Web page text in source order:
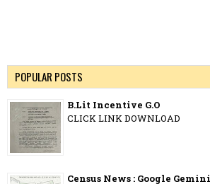
POPULAR POSTS
B.Lit Incentive G.O
CLICK LINK DOWNLOAD
Census News : Google